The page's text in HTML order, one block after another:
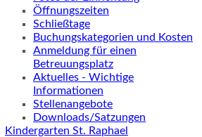
Öffnungszeiten
Schließtage
Buchungskategorien und Kosten
Anmeldung für einen
Betreuungsplatz
Aktuelles - Wichtige
Informationen
Stellenangebote
Downloads/Satzungen
Kindergarten St. Raphael